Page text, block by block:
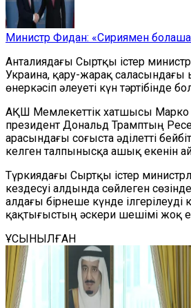
Министр Фидан: «Сириямен
Анталиядағы Сыртқы істер
Украина, қару-жарақ
өнеркәсіп әлеуеті күн тәртібінде
АҚШ Мемлекеттік хатшысы Марко
президент Дональд Трамптың
арасындағы соғыста әділетті
келген талпынысқа ашық екенін
Түркиядағы Сыртқы істер
кездесуі алдында сөйлеген
алдағы бірнеше күнде ілгерілеуді
қақтығыстың әскери шешімі жоқ
ҰСЫНЫЛҒАН